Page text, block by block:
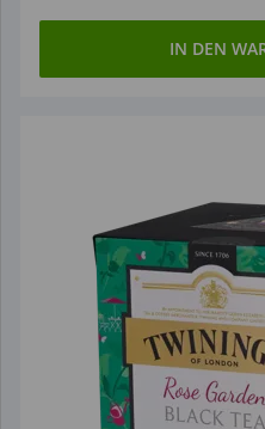
IN DEN